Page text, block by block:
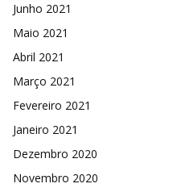
Junho 2021
Maio 2021
Abril 2021
Março 2021
Fevereiro 2021
Janeiro 2021
Dezembro 2020
Novembro 2020